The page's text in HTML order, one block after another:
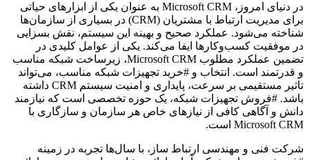
در دنیای امروز، Microsoft CRM به عنوان یکی از ابزارهای حیاتی
برای مدیریت ارتباط با مشتریان (CRM) در بسیاری از سازمان‌ها
شناخته می‌شود. عملکرد صحیح و بهینه این سیستم، نقش بسزایی
در موفقیت کسب‌وکارها ایفا می‌کند. یکی از عوامل کلیدی در
تضمین عملکرد مطلوب Microsoft CRM، زیرساخت شبکه مناسب
و قدرتمند است. انتخاب و #خرید تجهیزات شبکه مناسب، می‌تواند
تاثیر مستقیمی بر سرعت، پایداری و امنیت سیستم CRM داشته
باشد. #فروش تجهیزات شبکه، یک حوزه تخصصی است که نیازمند
دانش و آگاهی کافی از نیازهای خاص هر سازمان و سازگاری با
Microsoft CRM است.
شرکت فنی و مهندسی ارتباط ساز، با سال‌ها تجربه در زمینه